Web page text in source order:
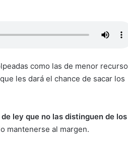
como las de menor recurso
que les dará el chance de sacar los
ley que no las distinguen de los
mantenerse al margen.